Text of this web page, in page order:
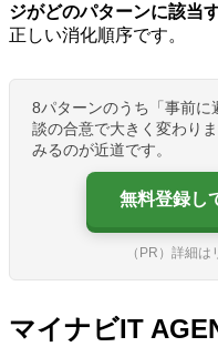
ジがどのパターンに該当
正しい消化順序です。
8パターンのうち「事前
談の合意で大きく変わり
みるのが近道です。
無料登録し
（PR）詳細
マイナビIT